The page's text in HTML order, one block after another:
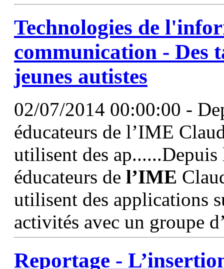
Technologies de
communication - Des
jeunes autistes
02/07/2014 00:00:00 -
éducateurs de l’IME
utilisent des ap......Depuis
éducateurs de l’IME
utilisent des applications
activités avec un groupe
Reportage -